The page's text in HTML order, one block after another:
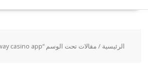
الرئيسية / مقالات تحت الوسم “milky way casino app”